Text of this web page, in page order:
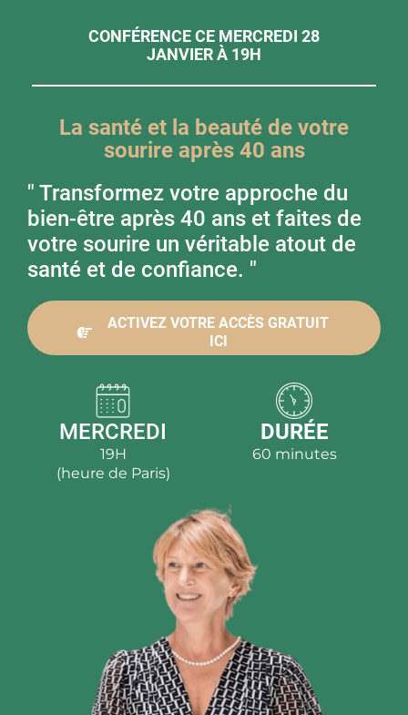
CONFÉRENCE CE MERCREDI 28
JANVIER À 19H
La santé et la beauté de votre
sourire après 40 ans
" Transformez votre approche du
bien-être après 40 ans et faites de
votre sourire un véritable atout de
santé et de confiance. "
ACTIVEZ VOTRE ACCÈS GRATUIT
ICI
MERCREDI
19H
(heure de Paris)
DURÉE
60 minutes